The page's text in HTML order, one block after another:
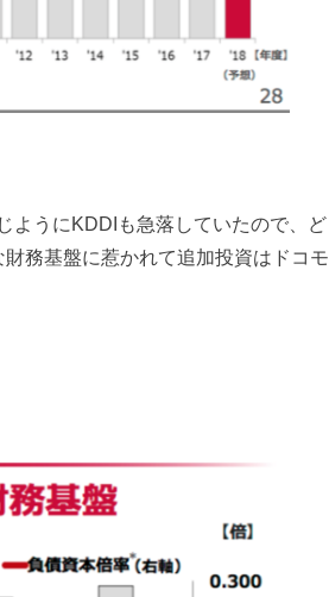
ようにKDDIも急落していたので、ど
務基盤に惹かれて追加投資はドコモ